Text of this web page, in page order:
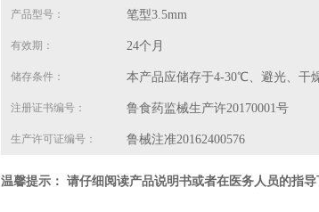
产品型号： 笔型3.5mm
有效期： 24个月
储存条件： 本产品应储存于4-30℃、避光、干
注册证书编号： 鲁食药监械生产许20170001号
生产许可证编号： 鲁械注准20162400576
温馨提示： 请仔细阅读产品说明书或者在医务人员的指